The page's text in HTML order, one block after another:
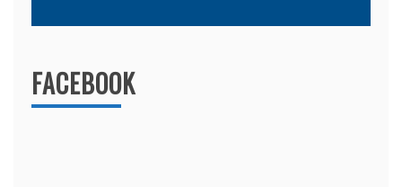
FACEBOOK